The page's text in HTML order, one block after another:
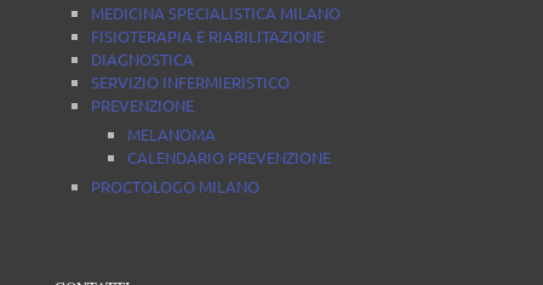
MEDICINA SPECIALISTICA MILANO
FISIOTERAPIA E RIABILITAZIONE
DIAGNOSTICA
SERVIZIO INFERMIERISTICO
PREVENZIONE
MELANOMA
CALENDARIO PREVENZIONE
PROCTOLOGO MILANO